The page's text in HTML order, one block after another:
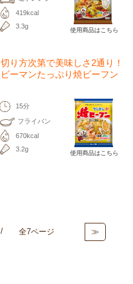
419kcal
3.3g
使用商品はこちら
切り方次第で美味しさ2通り！
ピーマンたっぷり焼ビーフン
15分
フライパン
670kcal
3.2g
使用商品はこちら
全7ページ ≫